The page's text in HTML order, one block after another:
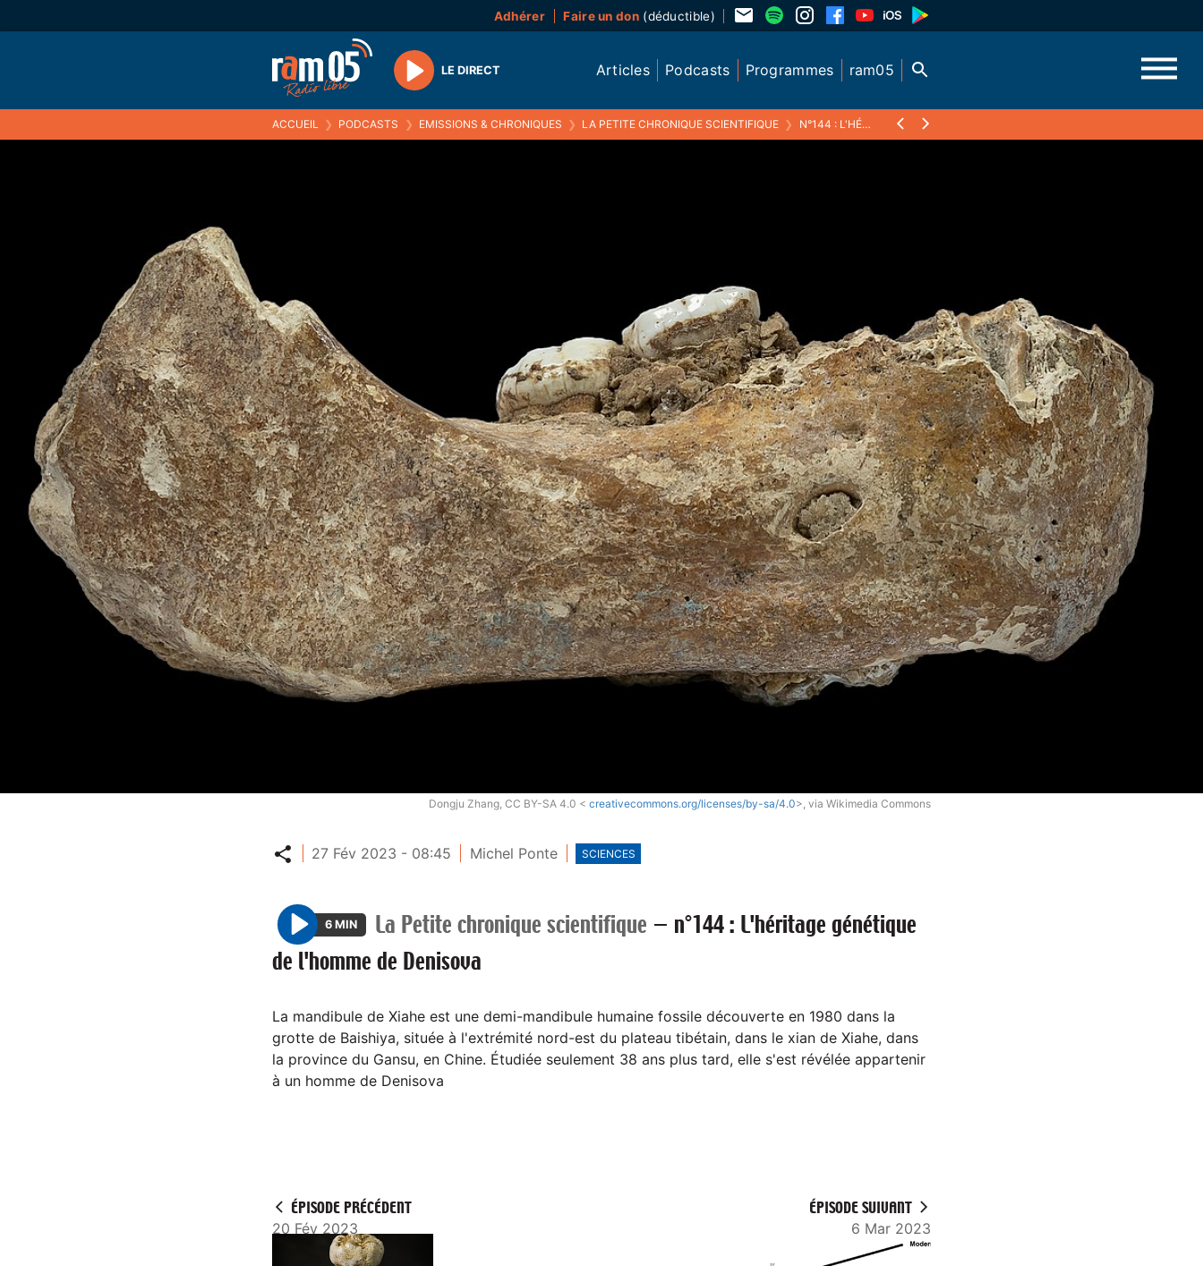
Adhérer Faire un don(déductible)
Play
LE DIRECT Articles Podcasts Programmes ram05
ACCUEIL ❯ PODCASTS ❯ EMISSIONS & CHRONIQUES ❯ LA PETITE CHRONIQUE SCIENTIFIQUE ❯ N°144 : L'HÉRITAGE GÉNÉTIQUE DE L'HOMME DE DENISOVA
Dongju Zhang, CC BY-SA 4.0 < creativecommons.org/licenses/by-sa/4.0>, via Wikimedia Commons
Partager
27 Fév 2023 - 08:45 Michel Ponte SCIENCES
P
l
y
6 MIN La Petite chronique scientifique — n°144 : L'héritage génétique
de l'homme de Denisova
La mandibule de Xiahe est une demi-mandibule humaine fossile découverte en 1980 dans la
grotte de Baishiya, située à l'extrémité nord-est du plateau tibétain, dans le xian de Xiahe, dans
la province du Gansu, en Chine. Étudiée seulement 38 ans plus tard, elle s'est révélée appartenir
à un homme de Denisova
ÉPISODE PRÉCÉDENT
20 Fév 2023
ÉPISODE SUIVANT
6 Mar 2023